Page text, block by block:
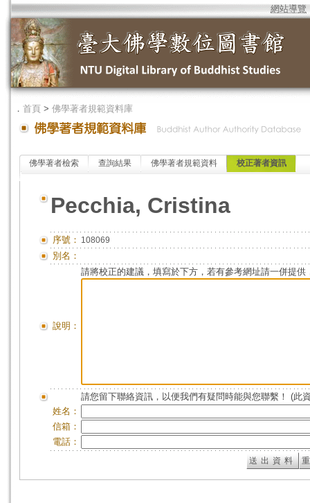
網站導覽
． 首頁 > 佛學著者規範資料庫
佛學著者檢索 查詢結果 佛學著者規範資料 校正著者資訊
Pecchia, Cristina
序號： 108069
別名：
說明：
請將校正的建議，填寫於下方，若有參考網址請一併提供
請您留下聯絡資訊，以便我們有疑問時能與您聯繫！ (此
姓名：
信箱：
電話：